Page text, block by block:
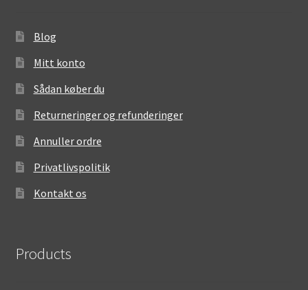
Blog
Mitt konto
Sådan køber du
Returneringer og refunderinger
Annuller ordre
Privatlivspolitik
Kontakt os
Products